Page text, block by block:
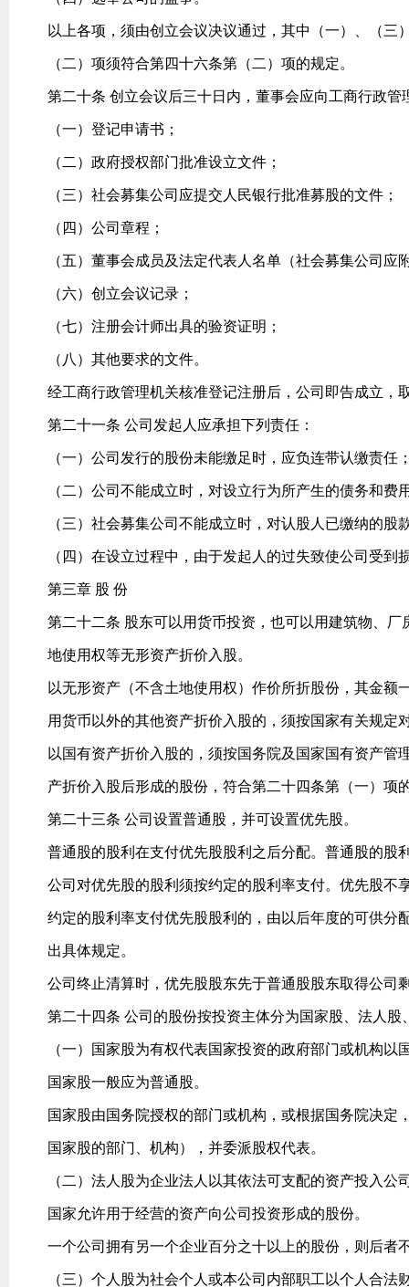
以上各项，须由创立会议决议通过，其中（一）、（
（二）项须符合第四十六条第（二）项的规定。
第二十条 创立会议后三十日内，董事会应向工商行政
（一）登记申请书；
（二）政府授权部门批准设立文件；
（三）社会募集公司应提交人民银行批准募股的文件；
（四）公司章程；
（五）董事会成员及法定代表人名单（社会募集公司应
（六）创立会议记录；
（七）注册会计师出具的验资证明；
（八）其他要求的文件。
经工商行政管理机关核准登记注册后，公司即告成立，
第二十一条 公司发起人应承担下列责任：
（一）公司发行的股份未能缴足时，应负连带认缴责任
（二）公司不能成立时，对设立行为所产生的债务和费
（三）社会募集公司不能成立时，对认股人已缴纳的
（四）在设立过程中，由于发起人的过失致使公司受到
第三章 股 份
第二十二条 股东可以用货币投资，也可以用建筑物、
地使用权等无形资产折价入股。
以无形资产（不含土地使用权）作价所折股份，其金额
用货币以外的其他资产折价入股的，须按国家有关规定
以国有资产折价入股的，须按国务院及国家国有资产
产折价入股后形成的股份，符合第二十四条第（一）
第二十三条 公司设置普通股，并可设置优先股。
普通股的股利在支付优先股股利之后分配。普通股的股
公司对优先股的股利须按约定的股利率支付。优先股不
约定的股利率支付优先股股利的，由以后年度的可供分
出具体规定。
公司终止清算时，优先股股东先于普通股股东取得公司
第二十四条 公司的股份按投资主体分为国家股、法人股
（一）国家股为有权代表国家投资的政府部门或机构以
国家股一般应为普通股。
国家股由国务院授权的部门或机构，或根据国务院决
国家股的部门、机构），并委派股权代表。
（二）法人股为企业法人以其依法可支配的资产投入
国家允许用于经营的资产向公司投资形成的股份。
一个公司拥有另一个企业百分之十以上的股份，则后者
（三）个人股为社会个人或本公司内部职工以个人合法